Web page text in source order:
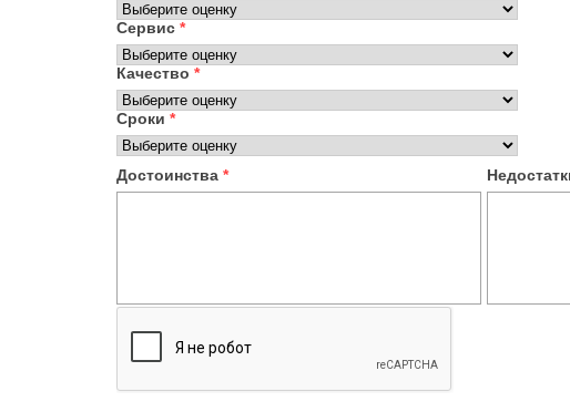
Сервис *
Качество *
Сроки *
Достоинства *